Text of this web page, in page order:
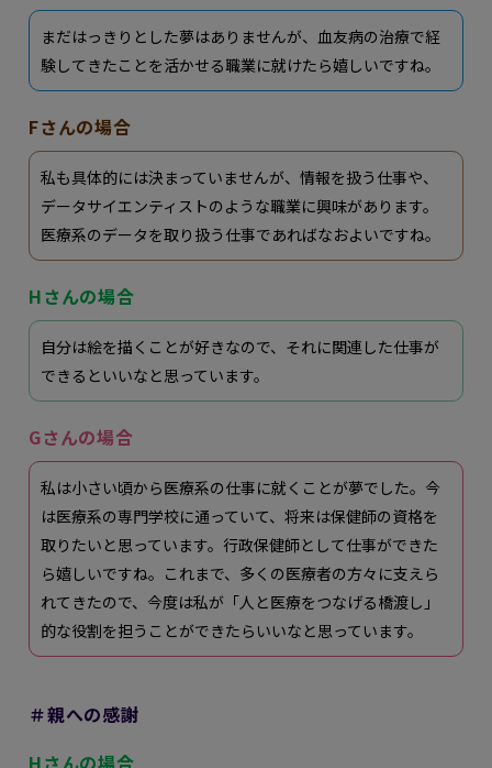
まだはっきりとした夢はありませんが、血友病の治療で経
験してきたことを活かせる職業に就けたら嬉しいですね。
Fさんの場合
私も具体的には決まっていませんが、情報を扱う仕事や、
データサイエンティストのような職業に興味があります。
医療系のデータを取り扱う仕事であればなおよいですね。
Hさんの場合
自分は絵を描くことが好きなので、それに関連した仕事が
できるといいなと思っています。
Gさんの場合
私は小さい頃から医療系の仕事に就くことが夢でした。今
は医療系の専門学校に通っていて、将来は保健師の資格を
取りたいと思っています。行政保健師として仕事ができた
ら嬉しいですね。これまで、多くの医療者の方々に支えら
れてきたので、今度は私が「人と医療をつなげる橋渡し」
的な役割を担うことができたらいいなと思っています。
＃親への感謝
Hさんの場合